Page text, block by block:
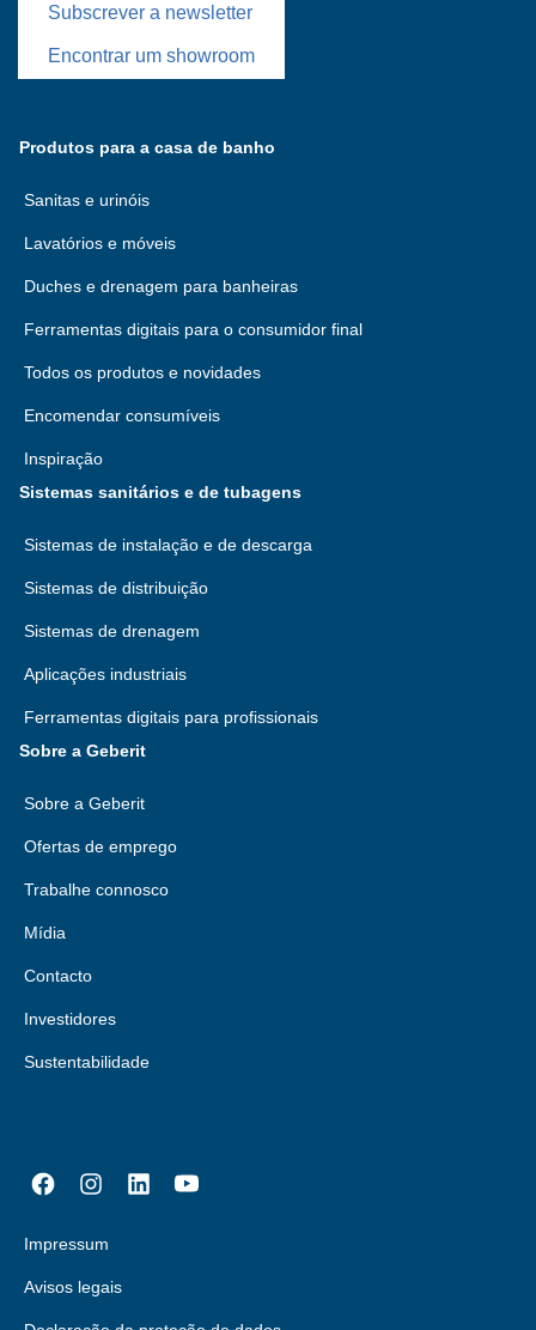
Subscrever a newsletter
Encontrar um showroom
Produtos para a casa de banho
Sanitas e urinóis
Lavatórios e móveis
Duches e drenagem para banheiras
Ferramentas digitais para o consumidor final
Todos os produtos e novidades
Encomendar consumíveis
Inspiração
Sistemas sanitários e de tubagens
Sistemas de instalação e de descarga
Sistemas de distribuição
Sistemas de drenagem
Aplicações industriais
Ferramentas digitais para profissionais
Sobre a Geberit
Sobre a Geberit
Ofertas de emprego
Trabalhe connosco
Mídia
Contacto
Investidores
Sustentabilidade
Impressum
Avisos legais